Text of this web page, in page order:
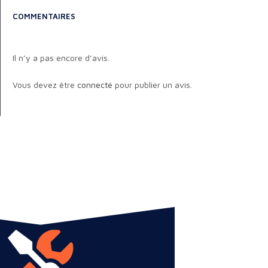
COMMENTAIRES
Il n’y a pas encore d’avis.
Vous devez être connecté pour publier un avis.